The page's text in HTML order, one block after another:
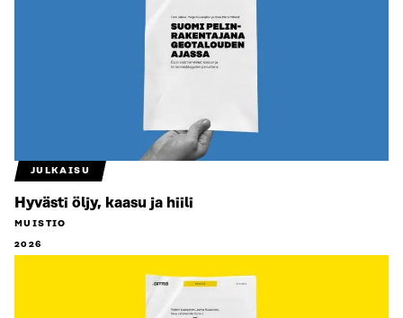
JULKAISU
Hyvästi öljy, kaasu ja hiili
MUISTIO
2026